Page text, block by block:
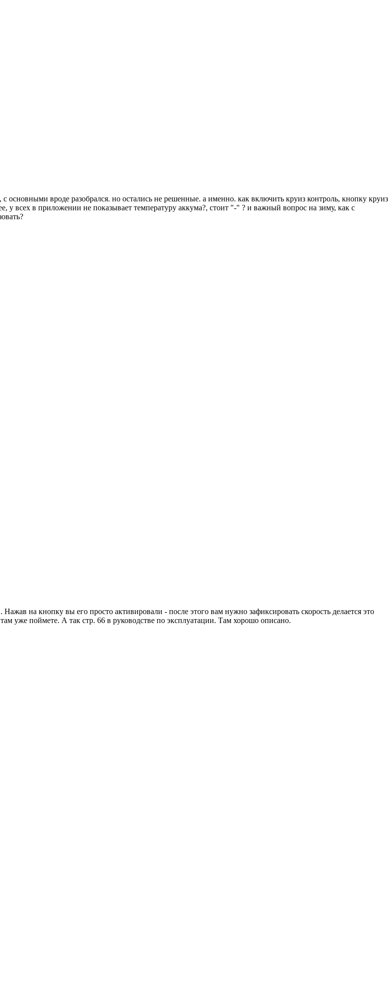
основными вроде разобрался. но остались не решенные. а именно. как включить круиз контроль, кнопку круиз
у всех в приложении не показывает температуру аккума?, стоит "-" ? и важный вопрос на зиму, как с
на кнопку вы его просто активировали - после этого вам нужно зафиксировать скорость делается это
уже поймете. А так стр. 66 в руководстве по эксплуатации. Там хорошо описано.